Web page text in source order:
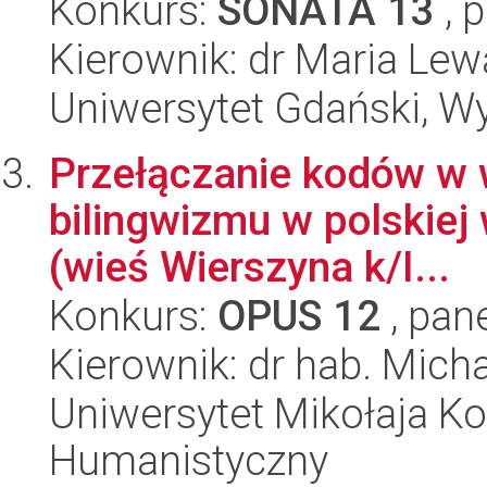
Konkurs: SONATA 13 ,
Kierownik: dr Maria
Uniwersytet Gdański,
Przełączanie kodów
bilingwizmu w polskiej
(wieś Wierszyna k/I...
Konkurs: OPUS 12 ,
Kierownik: dr hab.
Uniwersytet Mikołaja
Humanistyczny